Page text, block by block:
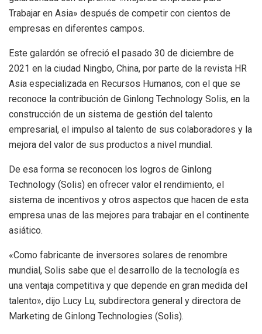
Trabajar en Asia» después de competir con cientos de
empresas en diferentes campos.
Este galardón se ofreció el pasado 30 de diciembre de
2021 en la ciudad Ningbo, China, por parte de la revista HR
Asia especializada en Recursos Humanos, con el que se
reconoce la contribución de Ginlong Technology Solis, en la
construcción de un sistema de gestión del talento
empresarial, el impulso al talento de sus colaboradores y la
mejora del valor de sus productos a nivel mundial.
De esa forma se reconocen los logros de Ginlong
Technology (Solis) en ofrecer valor el rendimiento, el
sistema de incentivos y otros aspectos que hacen de esta
empresa unas de las mejores para trabajar en el continente
asiático.
«Como fabricante de inversores solares de renombre
mundial, Solis sabe que el desarrollo de la tecnología es
una ventaja competitiva y que depende en gran medida del
talento», dijo Lucy Lu, subdirectora general y directora de
Marketing de Ginlong Technologies (Solis).